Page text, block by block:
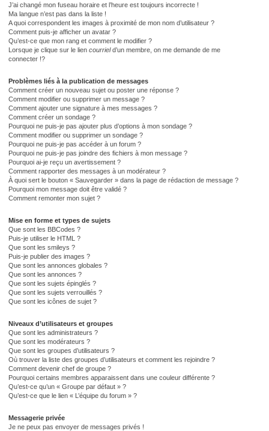
J’ai changé mon fuseau horaire et l’heure est toujours incorrecte !
Ma langue n’est pas dans la liste !
A quoi correspondent les images à proximité de mon nom d’utilisateur ?
Comment puis-je afficher un avatar ?
Qu’est-ce que mon rang et comment le modifier ?
Lorsque je clique sur le lien courrield’un membre, on me demande de me
connecter !?
Problèmes liés à la publication de messages
Comment créer un nouveau sujet ou poster une réponse ?
Comment modifier ou supprimer un message ?
Comment ajouter une signature à mes messages ?
Comment créer un sondage ?
Pourquoi ne puis-je pas ajouter plus d’options à mon sondage ?
Comment modifier ou supprimer un sondage ?
Pourquoi ne puis-je pas accéder à un forum ?
Pourquoi ne puis-je pas joindre des fichiers à mon message ?
Pourquoi ai-je reçu un avertissement ?
Comment rapporter des messages à un modérateur ?
À quoi sert le bouton « Sauvegarder » dans la page de rédaction de message ?
Pourquoi mon message doit être validé ?
Comment remonter mon sujet ?
Mise en forme et types de sujets
Que sont les BBCodes ?
Puis-je utiliser le HTML ?
Que sont les smileys ?
Puis-je publier des images ?
Que sont les annonces globales ?
Que sont les annonces ?
Que sont les sujets épinglés ?
Que sont les sujets verrouillés ?
Que sont les icônes de sujet ?
Niveaux d’utilisateurs et groupes
Que sont les administrateurs ?
Que sont les modérateurs ?
Que sont les groupes d’utilisateurs ?
Où trouver la liste des groupes d’utilisateurs et comment les rejoindre ?
Comment devenir chef de groupe ?
Pourquoi certains membres apparaissent dans une couleur différente ?
Qu’est-ce qu’un « Groupe par défaut » ?
Qu’est-ce que le lien « L’équipe du forum » ?
Messagerie privée
Je ne peux pas envoyer de messages privés !